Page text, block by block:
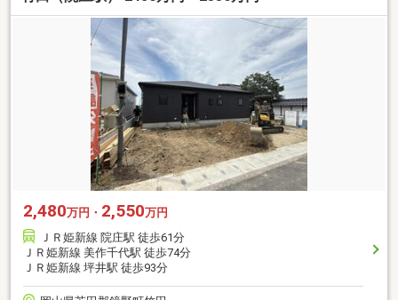
2,480万円・ 2,550万円
ＪＲ姫新線 院庄駅 徒歩61分
ＪＲ姫新線 美作千代駅 徒歩74分
ＪＲ姫新線 坪井駅 徒歩93分